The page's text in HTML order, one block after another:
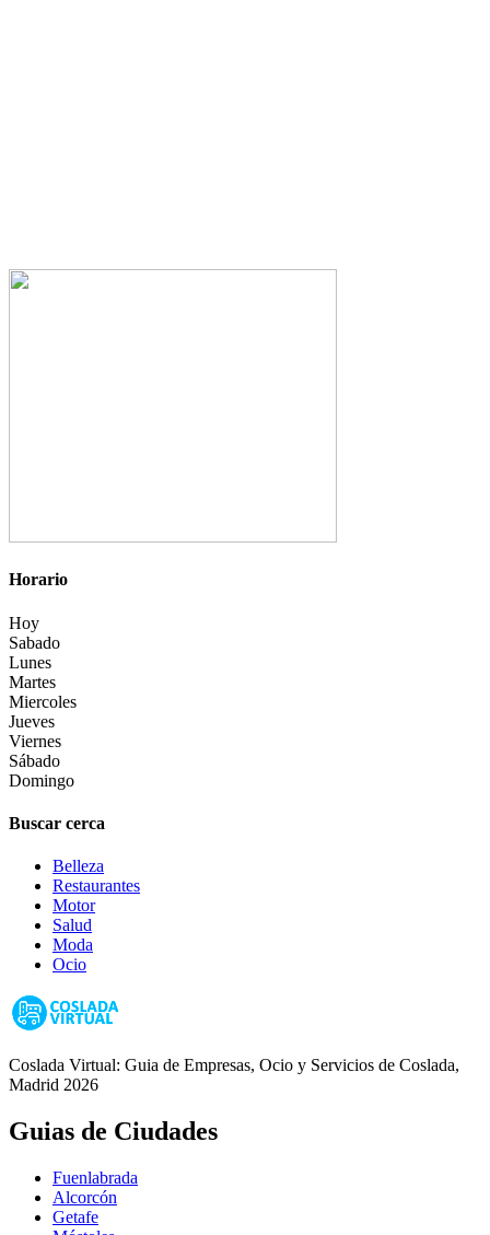
Horario
Hoy
Sabado
Lunes
Martes
Miercoles
Jueves
Viernes
Sábado
Domingo
Buscar cerca
Belleza
Restaurantes
Motor
Salud
Moda
Ocio
Coslada Virtual: Guia de Empresas, Ocio y Servicios de Coslada,
Madrid 2026
Guias de Ciudades
Fuenlabrada
Alcorcón
Getafe